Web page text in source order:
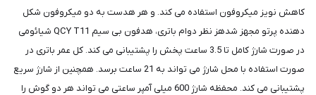
کاهش نویز میکروفون استفاده می کند. و هر هدست به دو میکروفون شکل
دهنده پرتو مجهز شدهز نظر دوام باتری، هدفون بی سیم QCY T11 شیائومی
در صورت شارژ کامل تا 3.5 ساعت پخش را پشتیبانی می کند. کل عمر باتری در
صورت استفاده با محل شارژ می تواند به 21 ساعت برسد. همچنین از شارژ سریع
پشتیبانی می کند. محفظه شارژ 600 میلی آمپر ساعتی می تواند هر دو گوش را